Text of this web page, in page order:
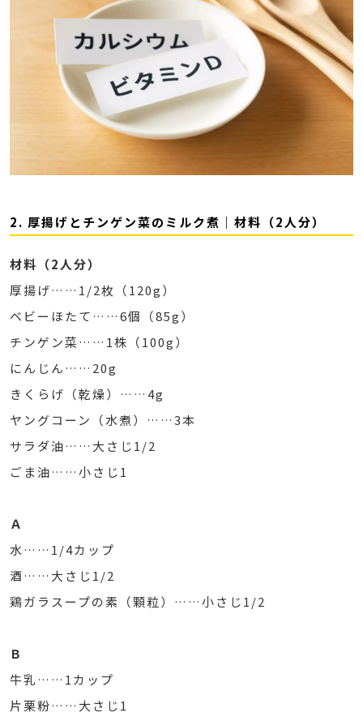
2. 厚揚げとチンゲン菜のミルク煮｜材料（2人分）
材料（2人分）
厚揚げ……1/2枚（120g）
ベビーほたて……6個（85g）
チンゲン菜……1株（100g）
にんじん……20g
きくらげ（乾燥）……4g
ヤングコーン（水煮）……3本
サラダ油……大さじ1/2
ごま油……小さじ1
Ａ
水……1/4カップ
酒……大さじ1/2
鶏ガラスープの素（顆粒）……小さじ1/2
Ｂ
牛乳……1カップ
片栗粉……大さじ1